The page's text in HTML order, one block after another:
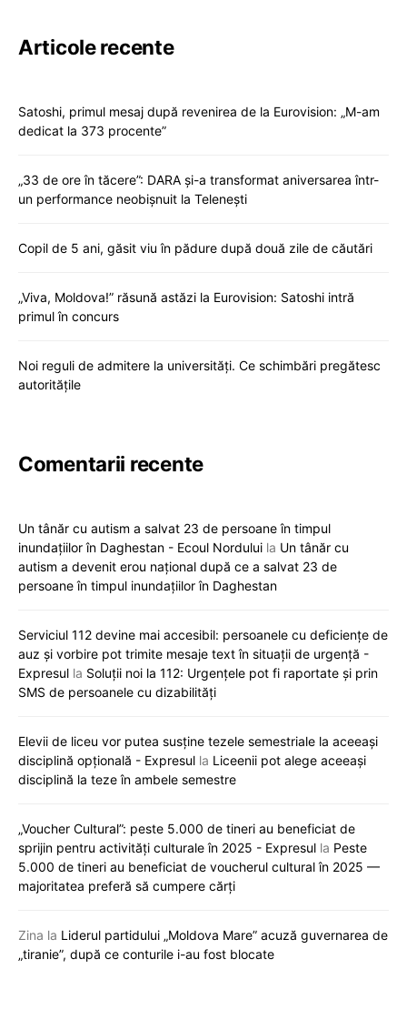
Articole recente
Satoshi, primul mesaj după revenirea de la Eurovision: „M-am
dedicat la 373 procente”
„33 de ore în tăcere”: DARA și-a transformat aniversarea într-
un performance neobișnuit la Telenești
Copil de 5 ani, găsit viu în pădure după două zile de căutări
„Viva, Moldova!” răsună astăzi la Eurovision: Satoshi intră
primul în concurs
Noi reguli de admitere la universități. Ce schimbări pregătesc
autoritățile
Comentarii recente
Un tânăr cu autism a salvat 23 de persoane în timpul
inundațiilor în Daghestan - Ecoul Nordului la Un tânăr cu
autism a devenit erou național după ce a salvat 23 de
persoane în timpul inundațiilor în Daghestan
Serviciul 112 devine mai accesibil: persoanele cu deficiențe de
auz și vorbire pot trimite mesaje text în situații de urgență -
Expresul la Soluții noi la 112: Urgențele pot fi raportate și prin
SMS de persoanele cu dizabilități
Elevii de liceu vor putea susține tezele semestriale la aceeași
disciplină opțională - Expresul la Liceenii pot alege aceeași
disciplină la teze în ambele semestre
„Voucher Cultural”: peste 5.000 de tineri au beneficiat de
sprijin pentru activități culturale în 2025 - Expresul la Peste
5.000 de tineri au beneficiat de voucherul cultural în 2025 —
majoritatea preferă să cumpere cărți
Zina la Liderul partidului „Moldova Mare” acuză guvernarea de
„tiranie”, după ce conturile i-au fost blocate